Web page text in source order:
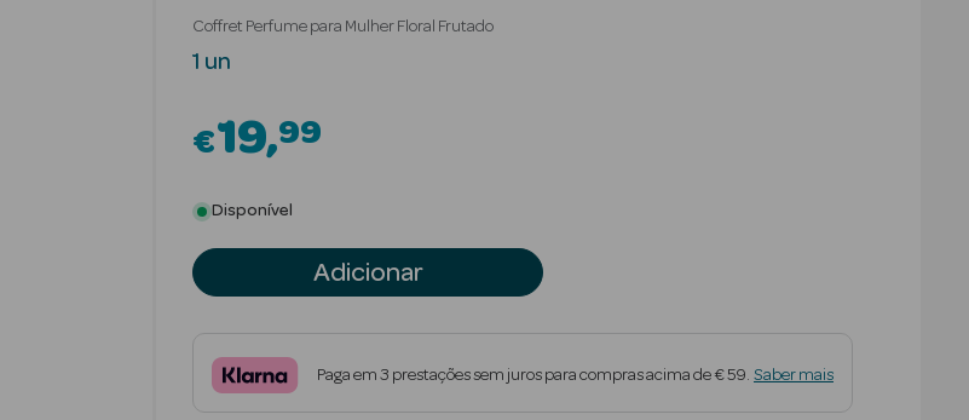
Coffret Perfume para Mulher Floral Frutado
1 un
€19 99
Disponível
Adicionar
Paga em 3 prestações sem juros para compras acima de € 59. Saber mais